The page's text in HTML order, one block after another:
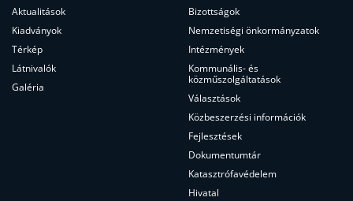
Aktualitások
Kiadványok
Térkép
Látnivalók
Galéria
Bizottságok
Nemzetiségi önkormányzatok
Intézmények
Kommunális- és
közműszolgáltatások
Választások
Közbeszerzési információk
Fejlesztések
Dokumentumtár
Katasztrófavédelem
Hivatal